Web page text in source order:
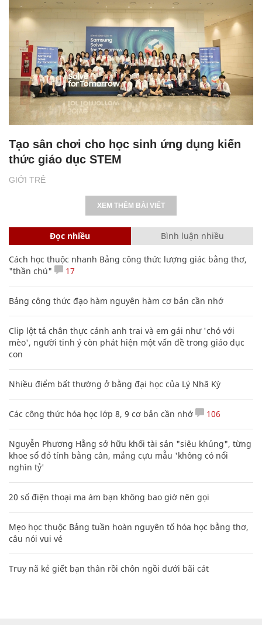
GIỚI TRẺ
Tạo sân chơi cho học sinh ứng dụng kiến
thức giáo dục STEM
XEM THÊM BÀI VIẾT
Đọc nhiều Bình luận nhiều
Cách học thuộc nhanh Bảng công thức lượng giác bằng thơ,
"thần chú"
17
Bảng công thức đạo hàm nguyên hàm cơ bản cần nhớ
Clip lột tả chân thực cảnh anh trai và em gái như 'chó với
mèo', người tinh ý còn phát hiện một vấn đề trong giáo dục
con
Nhiều điểm bất thường ở bằng đại học của Lý Nhã Kỳ
Các công thức hóa học lớp 8, 9 cơ bản cần nhớ 106
Nguyễn Phương Hằng sở hữu khối tài sản "siêu khủng", từng
khoe sổ đỏ tính bằng cân, mắng cựu mẫu 'không có nổi
nghìn tỷ'
20 số điện thoại ma ám bạn không bao giờ nên gọi
Mẹo học thuộc Bảng tuần hoàn nguyên tố hóa học bằng thơ,
câu nói vui vẻ
Truy nã kẻ giết bạn thân rồi chôn ngồi dưới bãi cát